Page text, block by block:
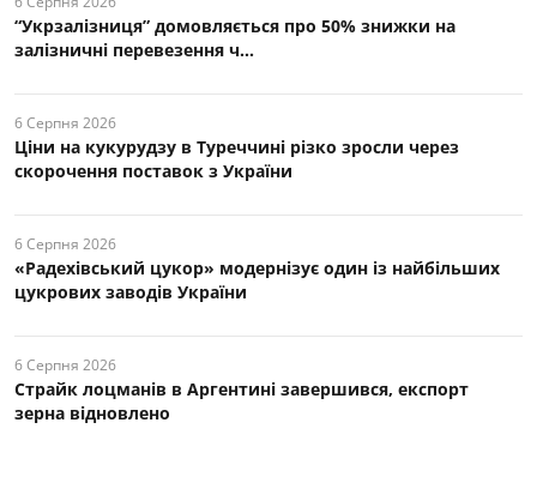
“Укрзалізниця” домовляється про 50% знижки на
залізничні перевезення ч...
6 Серпня 2026
Ціни на кукурудзу в Туреччині різко зросли через
скорочення поставок з України
6 Серпня 2026
«Радехівський цукор» модернізує один із найбільших
цукрових заводів України
6 Серпня 2026
Страйк лоцманів в Аргентині завершився, експорт
зерна відновлено